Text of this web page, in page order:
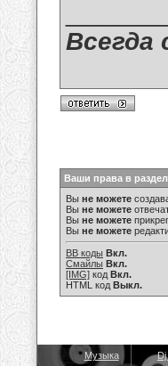
Всегда
Ваши права в
Вы не можете
Вы не можете
Вы не можете
Вы не можете
BB коды Вкл.
Смайлы Вкл.
[IMG] код Вкл.
HTML код Выкл.
Музыка Dj